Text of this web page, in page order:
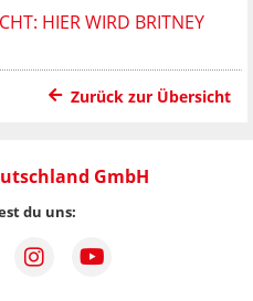
HIER WIRD BRITNEY
Zurück zur Übersicht
GmbH
du uns: